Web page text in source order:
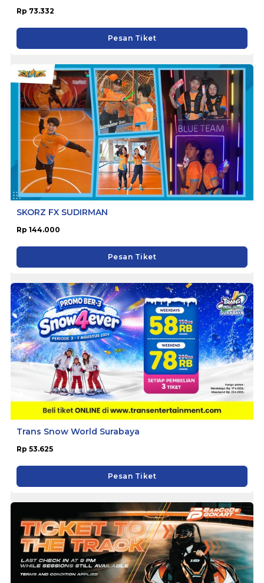
Rp 73.332
Pesan Tiket
SKORZ FX SUDIRMAN
Rp 144.000
Pesan Tiket
Trans Snow World Surabaya
Rp 53.625
Pesan Tiket